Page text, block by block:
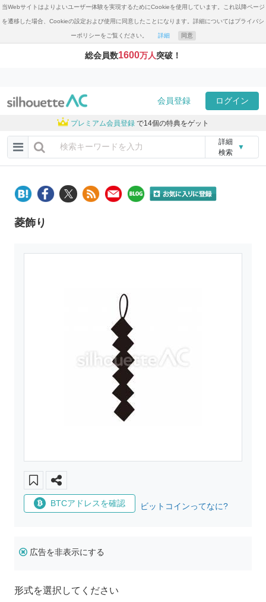
当Webサイトはよりよいユーザー体験を実現するためにCookieを使用しています。これ以降ページ
を遷移した場合、Cookieの設定および使用に同意したことになります。詳細についてはプライバシ
ーポリシーをご覧ください。 詳細 同意
総会員数1600万人突破！
会員登録 ログイン
プレミアム会員登録 で14個の特典をゲット
詳細
検索
▼
菱飾り
BTCアドレスを確認 ビットコインってなに?
広告を非表示にする
形式を選択してください